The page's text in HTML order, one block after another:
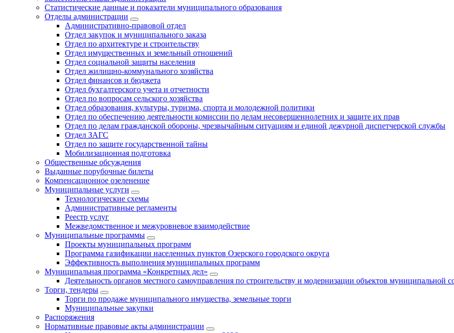
Статистические данные и показатели муниципального образования
Отделы администрации
Административно-правовой отдел
Отдел закупок и муниципального заказа
Отдел по архитектуре и строительству
Отдел имущественных и земельный отношений
Отдел социальной защиты населения
Отдел жилищно-коммунального хозяйства
Отдел финансов и бюджета
Отдел бухгалтерского учета и отчетности
Отдел по вопросам сельского хозяйства
Отдел образования, культуры, туризма, спорта и молодежной политики
Отдел по обеспечению деятельности комиссии по делам несовершеннолетних и защите их прав
Отдел по делам гражданской обороны, чрезвычайным ситуациям и единой дежурной диспетчерской службы
Отдел ЗАГС
Отдел по защите государственной тайны
Мобилизационная подготовка
Общественные обсуждения
Выданные порубочные билеты
Компенсационное озеленение
Муниципальные услуги
Технологические схемы
Административные регламенты
Реестр услуг
Межведомственное и межуровневое взаимодействие
Муниципальные программы
Проекты муниципальных программ
Программа газификации населенных пунктов Озерского городского округа
Эффективность выполнения муниципальных программ
Муниципальная программа «Конкретных дел»
Деятельность органов местного самоуправления по строительству и модернизации объектов муниципальной
Торги, тендеры
Торги по продаже муниципального имущества, земельные торги
Муниципальные закупки
Распоряжения
Нормативные правовые акты администрации